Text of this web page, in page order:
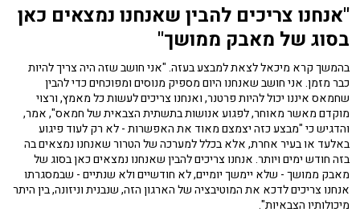
"אנחנו צריכים להבין שאנחנו נמצאים כאן
בסוג של מאבק ממושך"
בהמשך קרא מיכאל לצאת למבצע בעזה. "אני חושב שזה היה צריך להיות
כבר מזמן. אני חושב שאנחנו היום מספיק מנוסים ומפוכחים כדי להבין
שחמאס איננו יכול להיות פרטנר, ואנחנו צריכים לעשות כל מאמץ, ורצוי
מוקדם מאשר מאוחר, לפגוע אנושות בתשתית הצבאית של חמאס", אמר,
והדגיש כי "מבצע כזה יצמצם מאוד את האפשרות - לא רק לעוד פיגוע
באלעד או בעיר אחרת, אלא בכלל למערכה של הטרור שאנחנו נמצאים בה
בזה חודש ימים ויותר. אנחנו צריכים להבין שאנחנו נמצאים כאן בסוג של
מאבק ממושך - שלא יימשך יומיים, לא חודשיים ולא שנתיים - שבמסגרתו
אנחנו צריכים לדכא את המוטיבציה של הארגון הזה, שנבנית וניזונה, בין היתר
מיכולותיו הצבאיות".